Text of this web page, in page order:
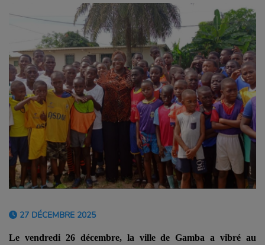
27 DÉCEMBRE 2025
Le vendredi 26 décembre, la ville de Gamba a vibré au